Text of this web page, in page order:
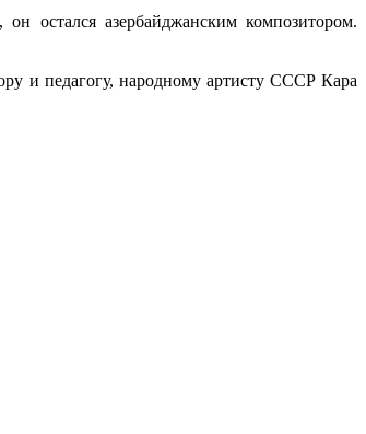
остался азербайджанским композитором.
и педагогу, народному артисту СССР Кара